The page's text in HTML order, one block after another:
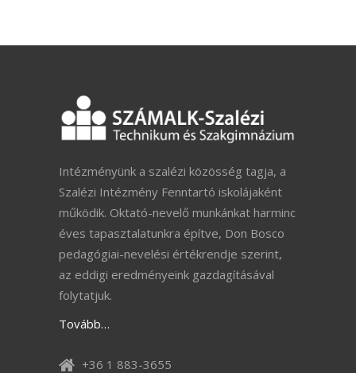
Intézményünk a szalézi közösség tagja, a
Szalézi Intézmény Fenntartó iskolájaként
működik. Oktató-nevelő munkánkat harminc
éves tapasztalatunkra építve, Don Bosco
pedagógiai-nevelési értékrendje szerint,
az eddigi eredményeink gazdagításával
folytatjuk.
Tovább…
+36 1 883-3655